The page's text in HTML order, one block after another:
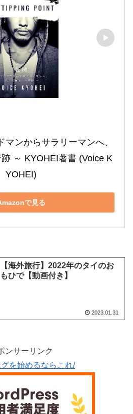
マンからサラリーマンへ、
～ KYOHEI著書 (Voice K
YOHEI)
で見る
【海外旅行】2022年のタイのお
もひで【動画付き】
2023.01.31
ンサーリンク
を始めるならこれ/